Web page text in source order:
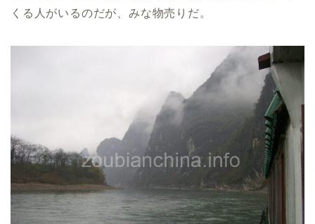
くる人がいるのだが、みな物売りだ。